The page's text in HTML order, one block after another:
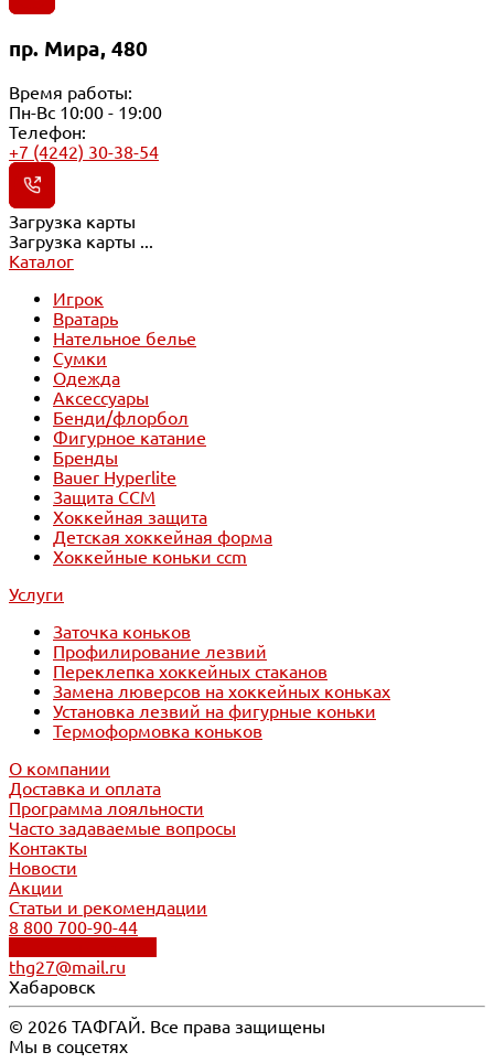
пр. Мира, 480
Время работы:
Пн-Вс 10:00 - 19:00
Телефон:
+7 (4242) 30-38-54
Загрузка карты
Загрузка карты ...
Каталог
Игрок
Вратарь
Нательное белье
Сумки
Одежда
Аксессуары
Бенди/флорбол
Фигурное катание
Бренды
Bauer Hyperlite
Защита CCM
Хоккейная защита
Детская хоккейная форма
Хоккейные коньки ccm
Услуги
Заточка коньков
Профилирование лезвий
Переклепка хоккейных стаканов
Замена люверсов на хоккейных коньках
Установка лезвий на фигурные коньки
Термоформовка коньков
О компании
Доставка и оплата
Программа лояльности
Часто задаваемые вопросы
Контакты
Новости
Акции
Статьи и рекомендации
8 800 700-90-44
thg27@mail.ru
Хабаровск
© 2026 ТАФГАЙ. Все права защищены
Мы в соцсетях